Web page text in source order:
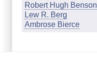
Robert Hugh Benson
Lew R. Berg
Ambrose Bierce